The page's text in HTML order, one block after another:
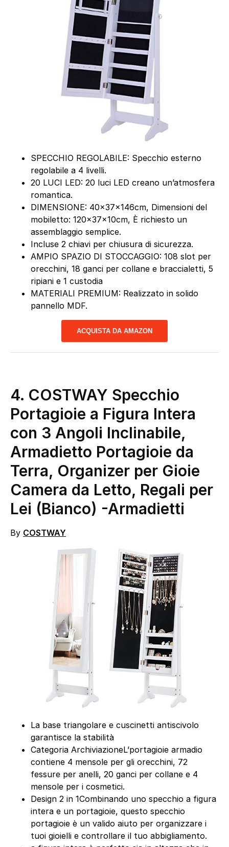
SPECCHIO REGOLABILE: Specchio esterno
regolabile a 4 livelli.
20 LUCI LED: 20 luci LED creano un’atmosfera
romantica.
DIMENSIONE: 40x37x146cm, Dimensioni del
mobiletto: 120x37x10cm, È richiesto un
assemblaggio semplice.
Incluse 2 chiavi per chiusura di sicurezza.
AMPIO SPAZIO DI STOCCAGGIO: 108 slot per
orecchini, 18 ganci per collane e braccialetti, 5
ripiani e 1 custodia
MATERIALI PREMIUM: Realizzato in solido
pannello MDF.
ACQUISTA DA AMAZON
4. COSTWAY Specchio
Portagioie a Figura Intera
con 3 Angoli Inclinabile,
Armadietto Portagioie da
Terra, Organizer per Gioie
Camera da Letto, Regali per
Lei (Bianco) -Armadietti
By COSTWAY
La base triangolare e cuscinetti antiscivolo
garantisce la stabilità
Categoria ArchiviazioneL’portagioie armadio
contiene 4 mensole per gli orecchini, 72
fessure per anelli, 20 ganci per collane e 4
mensole per i cosmetici.
Design 2 in 1Combinando uno specchio a figura
intera e un portagioie, questo specchio
portagioie è un valido aiuto per organizzare i
tuoi gioielli e controllare il tuo abbigliamento.